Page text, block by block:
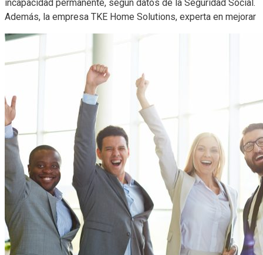
incapacidad permanente, según datos de la Seguridad Social.
Además, la empresa TKE Home Solutions, experta en mejorar